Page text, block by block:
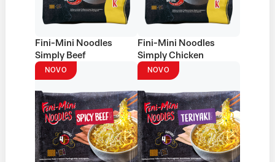
Fini-Mini Noodles
Simply Beef
Fini-Mini Noodles
Simply Chicken
NOVO NOVO